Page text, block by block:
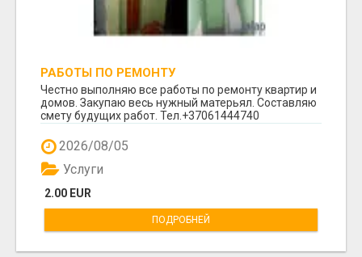
РАБОТЫ ПО РЕМОНТУ
Честно выполняю все работы по ремонту квартир и
домов. Закупаю весь нужный матерьял. Составляю
смету будущих работ. Тел.+37061444740
2026/08/05
2.00 EUR
Услуги
ПОДРОБНЕЙ